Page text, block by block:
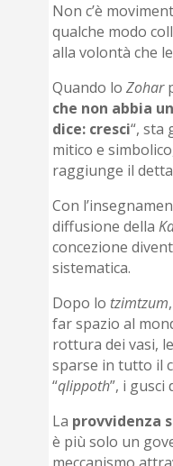
Non c’è
qualche modo
alla volontà che
Quando loZohar
che non abbia
dice: cresci“, sta
mitico e
raggiunge il
Con
diffusione della
concezione
sistematica.
Dopo lo tzimtzum
far spazio al
rottura dei vasi,
sparse in tutto il
“qlippoth”, i gusci
La provvidenza
è più solo un